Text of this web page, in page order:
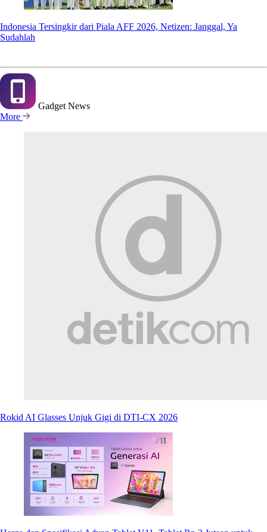
Indonesia Tersingkir dari Piala AFF 2026, Netizen: Janggal, Ya
Sudahlah
Gadget News
More
Rokid AI Glasses Unjuk Gigi di DTI-CX 2026